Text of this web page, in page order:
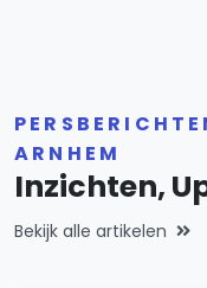
ARNHEM
Inzichten,
Bekijk alle artikelen